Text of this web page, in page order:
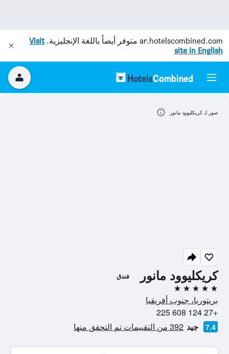
ar.hotelscombined.com متوفر أيضاً باللغة الإنجليزية.Visit
site in English
كريكليوود مانور فندق
5 نجوم
بريتوريا، جنوب أفريقيا
+27 124 608 225
7.4 جيد 392 من التقييمات تم التحقق منها
صور لـ كريكليوود مانور